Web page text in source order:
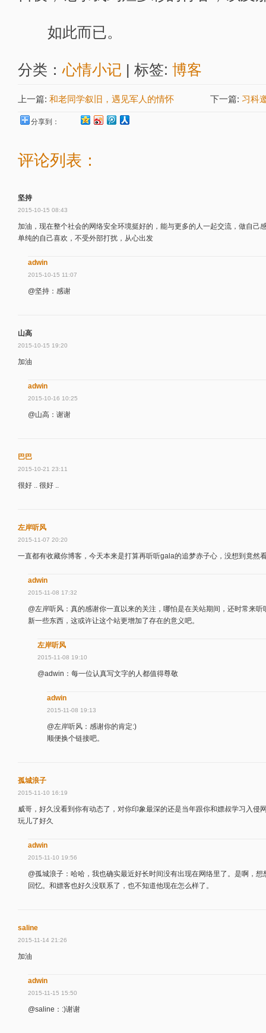
如此而已。
分类：心情小记 | 标签: 博客
上一篇: 和老同学叙旧，遇见军人的情怀 下一篇: 习科
分享到：
评论列表：
坚持
2015-10-15 08:43
加油，现在整个社会的网络安全环境挺好的，能与更多的人一起交流，做自己
单纯的自己喜欢，不受外部打扰，从心出发
adwin
2015-10-15 11:07
@坚持：感谢
山高
2015-10-15 19:20
加油
adwin
2015-10-16 10:25
@山高：谢谢
巴巴
2015-10-21 23:11
很好 .. 很好 ..
左岸听风
2015-11-07 20:20
一直都有收藏你博客，今天本来是打算再听听gala的追梦赤子心，没想到竟然
adwin
2015-11-08 17:32
@左岸听风：真的感谢你一直以来的关注，哪怕是在关站期间，还时常来
新一些东西，这或许让这个站更增加了存在的意义吧。
左岸听风
2015-11-08 19:10
@adwin：每一位认真写文字的人都值得尊敬
adwin
2015-11-08 19:13
@左岸听风：感谢你的肯定:)
顺便换个链接吧。
孤城浪子
2015-11-10 16:19
威哥，好久没看到你有动态了，对你印象最深的还是当年跟你和嫖叔学习入侵
玩儿了好久
adwin
2015-11-10 19:56
@孤城浪子：哈哈，我也确实最近好长时间没有出现在网络里了。是啊，
回忆。和嫖客也好久没联系了，也不知道他现在怎么样了。
saline
2015-11-14 21:26
加油
adwin
2015-11-15 15:50
@saline：:)谢谢